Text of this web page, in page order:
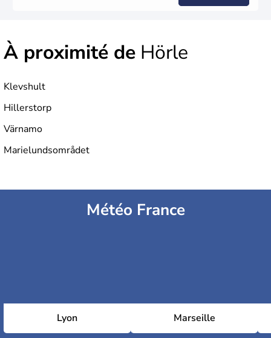
À proximité de Hörle
Klevshult
Hillerstorp
Värnamo
Marielundsområdet
Météo France
Lyon Marseille